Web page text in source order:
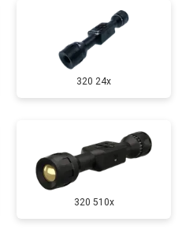
320 24x
320 510x